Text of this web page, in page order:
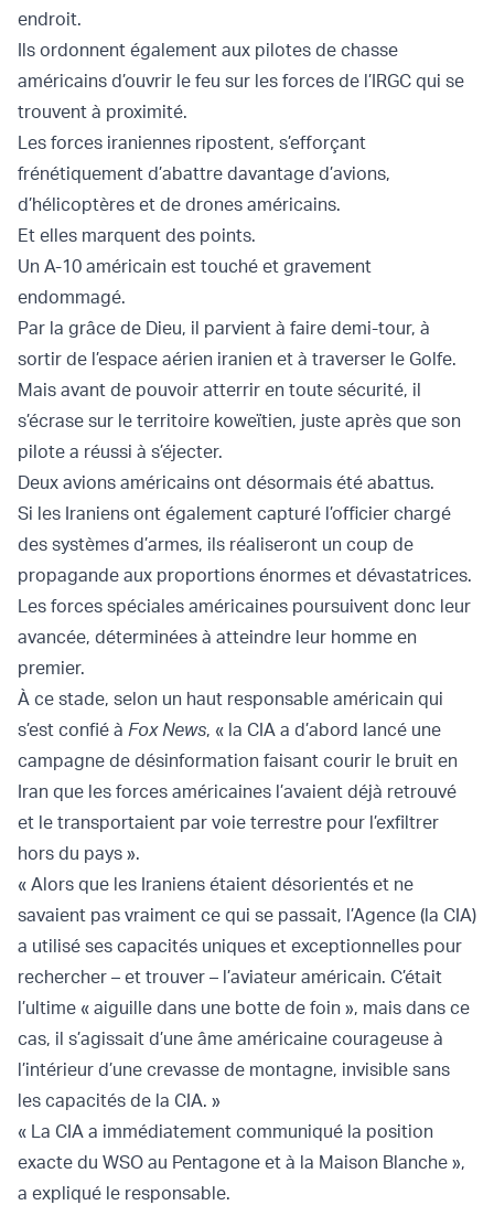
endroit.
Ils ordonnent également aux pilotes de chasse
américains d’ouvrir le feu sur les forces de l’IRGC qui se
trouvent à proximité.
Les forces iraniennes ripostent, s’efforçant
frénétiquement d’abattre davantage d’avions,
d’hélicoptères et de drones américains.
Et elles marquent des points.
Un A-10 américain est touché et gravement
endommagé.
Par la grâce de Dieu, il parvient à faire demi-tour, à
sortir de l’espace aérien iranien et à traverser le Golfe.
Mais avant de pouvoir atterrir en toute sécurité, il
s’écrase sur le territoire koweïtien, juste après que son
pilote a réussi à s’éjecter.
Deux avions américains ont désormais été abattus.
Si les Iraniens ont également capturé l’officier chargé
des systèmes d’armes, ils réaliseront un coup de
propagande aux proportions énormes et dévastatrices.
Les forces spéciales américaines poursuivent donc leur
avancée, déterminées à atteindre leur homme en
premier.
À ce stade, selon un haut responsable américain qui
s’est confié à Fox News, « la CIA a d’abord lancé une
campagne de désinformation faisant courir le bruit en
Iran que les forces américaines l’avaient déjà retrouvé
et le transportaient par voie terrestre pour l’exfiltrer
hors du pays ».
« Alors que les Iraniens étaient désorientés et ne
savaient pas vraiment ce qui se passait, l’Agence (la CIA)
a utilisé ses capacités uniques et exceptionnelles pour
rechercher – et trouver – l’aviateur américain. C’était
l’ultime « aiguille dans une botte de foin », mais dans ce
cas, il s’agissait d’une âme américaine courageuse à
l’intérieur d’une crevasse de montagne, invisible sans
les capacités de la CIA. »
« La CIA a immédiatement communiqué la position
exacte du WSO au Pentagone et à la Maison Blanche »,
a expliqué le responsable.